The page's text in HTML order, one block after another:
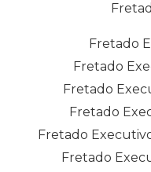
Fretado
Fretado
Fretado
Fretado
Fretado
Fretado